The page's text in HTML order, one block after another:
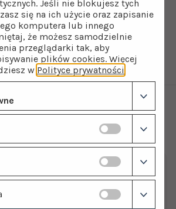
konserwacji filtra,
wskaźnik na panelu
Jeśli nie blokujesz tych
się na ich użycie oraz zapisanie
komputera lub innego
że możesz samodzielnie
przeglądarki tak, aby
plików cookies. Więcej
w Polityce prywatności